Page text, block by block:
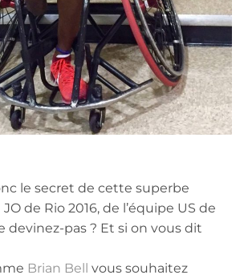
le secret de cette superbe
de Rio 2016, de l’équipe US de
devinez-pas ? Et si on vous dit
Brian Bell vous souhaitez